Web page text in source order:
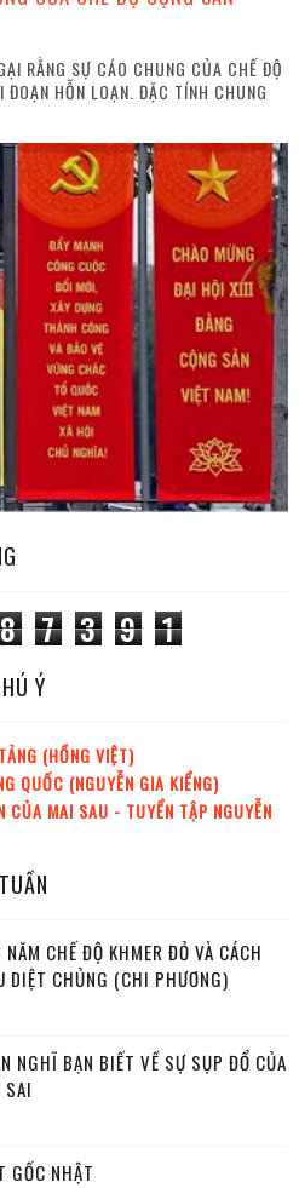
RẰNG SỰ CÁO CHUNG CỦA CHẾ ĐỘ
HỖN LOẠN. ĐẶC TÍNH CHUNG
8 7 3 9 1
Ý
(HỒNG VIỆT)
QUỐC (NGUYỄN GIA KIỂNG)
MAI SAU - TUYỂN TẬP NGUYỄN
CHẾ ĐỘ KHMER ĐỎ VÀ CÁCH
DIỆT CHỦNG (CHI PHƯƠNG)
NGHĨ BẠN BIẾT VỀ SỰ SỤP ĐỔ CỦA
SAI
GỐC NHẬT